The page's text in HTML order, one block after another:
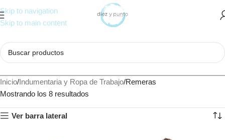
Skip to navigation
Skip to main content
Inicio Indumentaria y Ropa de Trabajo Remeras
Mostrando los 8 resultados
Ver barra lateral